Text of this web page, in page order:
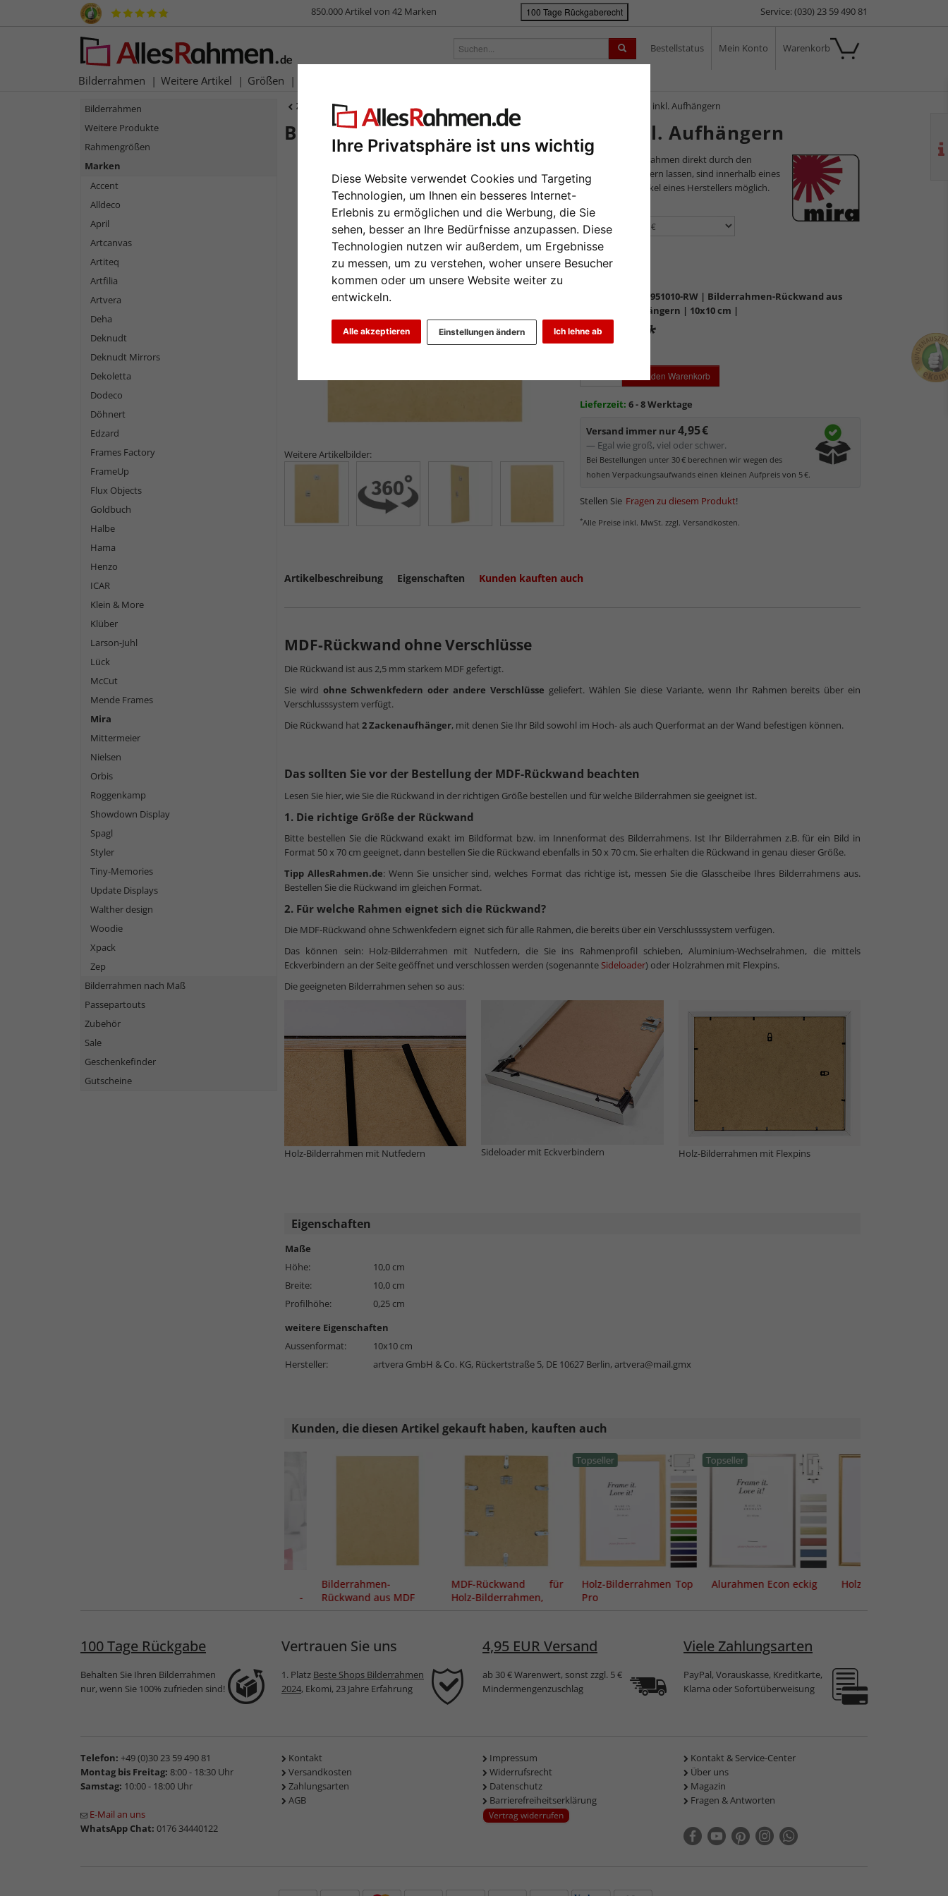
Ihre Privatsphäre ist uns wichtig
Diese Website verwendet Cookies und Targeting
Technologien, um Ihnen ein besseres Internet-
Erlebnis zu ermöglichen und die Werbung, die Sie
sehen, besser an Ihre Bedürfnisse anzupassen. Diese
Technologien nutzen wir außerdem, um Ergebnisse
zu messen, um zu verstehen, woher unsere Besucher
kommen oder um unsere Website weiter zu
entwickeln.
Alle akzeptieren Ich lehne ab
Einstellungen ändern
850.000 Artikel von 42 Marken 100 Tage Rückgaberecht Service: (030) 23 59 490 81
Bestellstatus Mein Konto Warenkorb
Bilderrahmen Weitere Artikel Größen
Zurück |Bilderrahmen-Shop Marken Bilderrahmen-Rückwand aus MDF inkl. Aufhängern
Bilderrahmen-Rückwand aus MDF inkl. Aufhängern
Weitere Artikelbilder:
Da wir die Bilderrahmen direkt durch den
Hersteller ausliefern lassen, sind innerhalb eines
Auftrags nur Artikel eines Herstellers möglich.
Format wählen:
MIR-00951010-RW| Bilderrahmen-Rückwand aus
MDF inkl. Aufhängern | 10x10 cm |
1,90 € *
In den Warenkorb
Lieferzeit: 6 - 8 Werktage
Versand immer nur4,95 €
— Egal wie groß, viel oder schwer.
Bei Bestellungen unter 30 € berechnen wir wegen des
hohen Verpackungsaufwands einen kleinen Aufpreis von 5 €.
Stellen Sie Fragen zu diesem Produkt!
*Alle Preise inkl. MwSt. zzgl. Versandkosten.
Artikelbeschreibung Eigenschaften Kunden kauften auch
MDF-Rückwand ohne Verschlüsse
Die Rückwand ist aus 2,5 mm starkem MDF gefertigt.
Sie wird ohne Schwenkfedern oder andere Verschlüsse geliefert. Wählen Sie diese Variante, wenn Ihr Rahmen bereits über ein
Verschlusssystem verfügt.
Die Rückwand hat 2 Zackenaufhänger, mit denen Sie Ihr Bild sowohl im Hoch- als auch Querformat an der Wand befestigen können.
Das sollten Sie vor der Bestellung der MDF-Rückwand beachten
Lesen Sie hier, wie Sie die Rückwand in der richtigen Größe bestellen und für welche Bilderrahmen sie geeignet ist.
1. Die richtige Größe der Rückwand
Bitte bestellen Sie die Rückwand exakt im Bildformat bzw. im Innenformat des Bilderrahmens. Ist Ihr Bilderrahmen z.B. für ein Bild in
Format 50 x 70 cm geeignet, dann bestellen Sie die Rückwand ebenfalls in 50 x 70 cm. Sie erhalten die Rückwand in genau dieser Größe.
Tipp AllesRahmen.de: Wenn Sie unsicher sind, welches Format das richtige ist, messen Sie die Glasscheibe Ihres Bilderrahmens aus.
Bestellen Sie die Rückwand im gleichen Format.
2. Für welche Rahmen eignet sich die Rückwand?
Die MDF-Rückwand ohne Schwenkfedern eignet sich für alle Rahmen, die bereits über ein Verschlusssystem verfügen.
Das können sein: Holz-Bilderrahmen mit Nutfedern, die Sie ins Rahmenprofil schieben, Aluminium-Wechselrahmen, die mittels
Eckverbindern an der Seite geöffnet und verschlossen werden (sogenannte Sideloader) oder Holzrahmen mit Flexpins.
Die geeigneten Bilderrahmen sehen so aus:
Holz-Bilderrahmen mit Nutfedern Sideloader mit Eckverbindern Holz-Bilderrahmen mit Flexpins
Eigenschaften
Maße
Höhe:
10,0 cm
Breite:
10,0 cm
Profilhöhe:
0,25 cm
weitere Eigenschaften
Aussenformat:
10x10 cm
Hersteller:
artvera GmbH & Co. KG, Rückertstraße 5, DE 10627 Berlin,artvera@mail.gmx
Kunden, die diesen Artikel gekauft haben, kauften auch
Zuschnitt -
Bilderrahmen-
Rückwand aus MDF
MDF-Rückwand für
Holz-Bilderrahmen,
Topseller
Holz-Bilderrahmen Top
Pro
Topseller
Alurahmen Econ eckig Holzrahmen Avignon
Bilderrahmen
Weitere Produkte
Rahmengrößen
Marken
Accent
Alldeco
April
Artcanvas
Artiteq
Artfilia
Artvera
Deha
Deknudt
Deknudt Mirrors
Dekoletta
Dodeco
Döhnert
Edzard
Frames Factory
FrameUp
Flux Objects
Goldbuch
Halbe
Hama
Henzo
ICAR
Klein & More
Klüber
Larson-Juhl
Lück
McCut
Mende Frames
Mira
Mittermeier
Nielsen
Orbis
Roggenkamp
Showdown Display
Spagl
Styler
Tiny-Memories
Update Displays
Walther design
Woodie
Xpack
Zep
Bilderrahmen nach Maß
Passepartouts
Zubehör
Sale
Geschenkefinder
Gutscheine
100 Tage Rückgabe
Behalten Sie Ihren Bilderrahmen
nur, wenn Sie 100% zufrieden sind!
Vertrauen Sie uns
1. Platz Beste Shops Bilderrahmen
2024, Ekomi, 23 Jahre Erfahrung
4,95 EUR Versand
ab 30 € Warenwert, sonst zzgl. 5 €
Mindermengenzuschlag
Viele Zahlungsarten
PayPal, Vorauskasse, Kreditkarte,
Klarna oder Sofortüberweisung
Telefon: +49 (0)30 23 59 490 81
Montag bis Freitag: 8:00 - 18:30 Uhr
Samstag: 10:00 - 18:00 Uhr
E-Mail an uns
WhatsApp Chat: 0176 34440122
Kontakt
Versandkosten
Zahlungsarten
AGB
Impressum
Widerrufsrecht
Datenschutz
Barrierefreiheitserklärung
Vertrag widerrufen
Kontakt & Service-Center
Über uns
Magazin
Fragen & Antworten